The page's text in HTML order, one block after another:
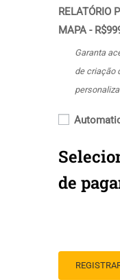
RELATÓRIO
MAPA- R$
Garanta
de criação
de